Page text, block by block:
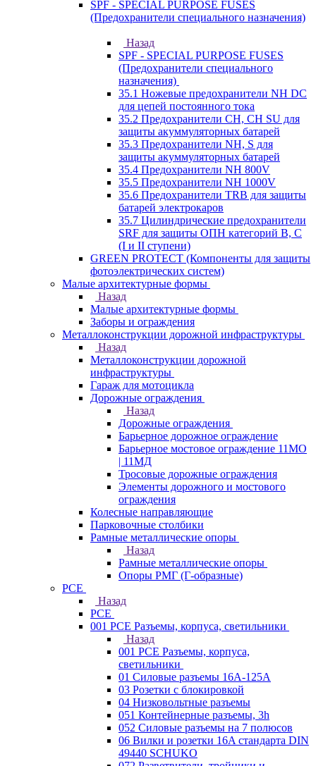
SPF - SPECIAL PURPOSE FUSES
(Предохранители специального назначения)
Назад
SPF - SPECIAL PURPOSE FUSES
(Предохранители специального
назначения)
35.1 Ножевые предохранители NH DC
для цепей постоянного тока
35.2 Предохранители CH, CH SU для
защиты акуммуляторных батарей
35.3 Предохранители NH, S для
защиты акуммуляторных батарей
35.4 Предохранители NH 800V
35.5 Предохранители NH 1000V
35.6 Предохранители TRB для защиты
батарей электрокаров
35.7 Цилиндрические предохранители
SRF для защиты ОПН категорий B, C
(I и II ступени)
GREEN PROTECT (Компоненты для защиты
фотоэлектрических систем)
Малые архитектурные формы
Назад
Малые архитектурные формы
Заборы и ограждения
Металлоконструкции дорожной инфраструктуры
Назад
Металлоконструкции дорожной
инфраструктуры
Гараж для мотоцикла
Дорожные ограждения
Назад
Дорожные ограждения
Барьерное дорожное ограждение
Барьерное мостовое ограждение 11МО
| 11МД
Тросовые дорожные ограждения
Элементы дорожного и мостового
ограждения
Колесные направляющие
Парковочные столбики
Рамные металлические опоры
Назад
Рамные металлические опоры
Опоры РМГ (Г-образные)
PCE
Назад
PCE
001 PCE Разъемы, корпуса, светильники
Назад
001 PCE Разъемы, корпуса,
светильники
01 Силовые разъемы 16А-125А
03 Розетки с блокировкой
04 Низковольтные разъемы
051 Контейнерные разъемы, 3h
052 Силовые разъемы на 7 полюсов
06 Вилки и розетки 16A стандарта DIN
49440 SCHUKO